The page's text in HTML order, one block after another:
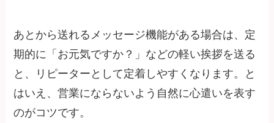
あとから送れるメッセージ機能がある場合は、定
期的に「お元気ですか？」などの軽い挨拶を送る
と、リピーターとして定着しやすくなります。と
はいえ、営業にならないよう自然に心遣いを表す
のがコツです。